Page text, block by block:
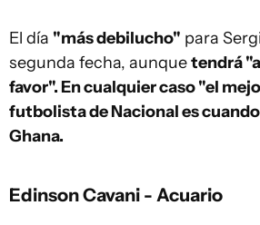
El día "más debilucho" para
segunda fecha, aunquetendrá
favor". En cualquier caso "el
futbolista de Nacional es
Ghana.
Edinson Cavani - Acuario